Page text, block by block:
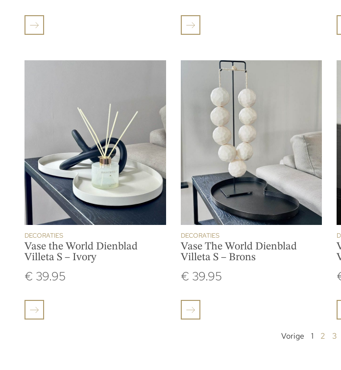
DECORATIES
Vase the World Dienblad
Villeta S – Ivory
€ 39.95
DECORATIES
Vase The World Dienblad
Villeta S – Brons
€ 39.95
Vorige 1 2 3